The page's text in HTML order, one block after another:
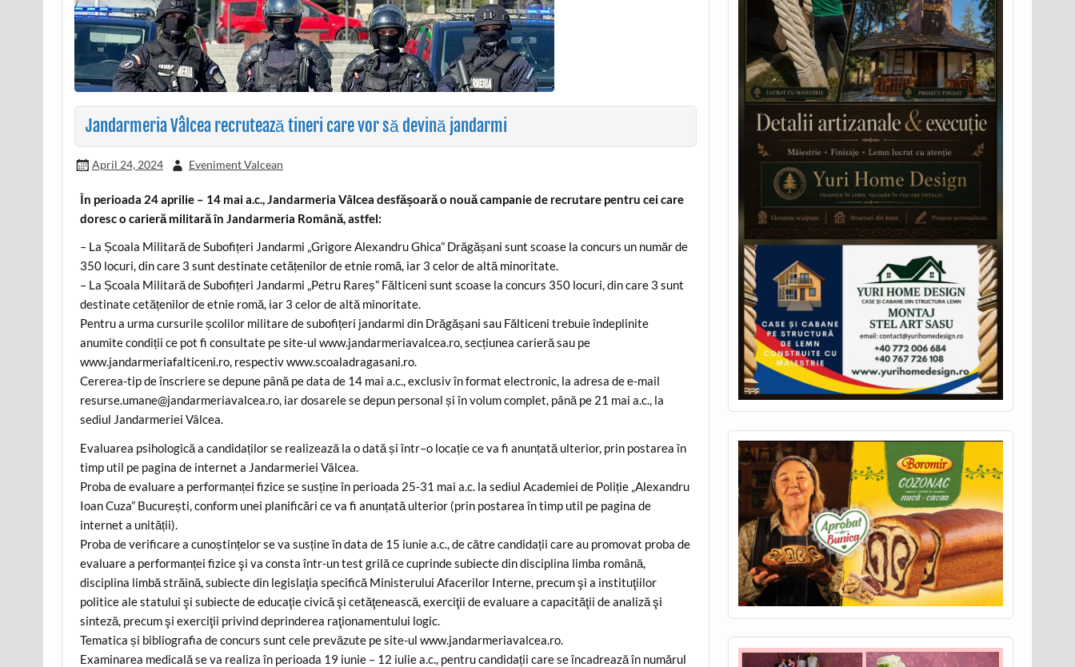
Jandarmeria Vâlcea recrutează tineri care vor să devină jandarmi
April 24, 2024 Eveniment Valcean
În perioada 24 aprilie – 14 mai a.c., Jandarmeria Vâlcea desfășoară o nouă campanie de recrutare pentru cei care
doresc o carieră militară în Jandarmeria Română, astfel:
– La Școala Militară de Subofițeri Jandarmi „Grigore Alexandru Ghica” Drăgășani sunt scoase la concurs un număr de
350 locuri, din care 3 sunt destinate cetățenilor de etnie romă, iar 3 celor de altă minoritate.
– La Școala Militară de Subofițeri Jandarmi „Petru Rareș” Fălticeni sunt scoase la concurs 350 locuri, din care 3 sunt
destinate cetățenilor de etnie romă, iar 3 celor de altă minoritate.
Pentru a urma cursurile școlilor militare de subofițeri jandarmi din Drăgășani sau Fălticeni trebuie îndeplinite
anumite condiții ce pot fi consultate pe site-ul www.jandarmeriavalcea.ro, secțiunea carieră sau pe
www.jandarmeriafalticeni.ro, respectiv www.scoaladragasani.ro.
Cererea-tip de înscriere se depune până pe data de 14 mai a.c., exclusiv în format electronic, la adresa de e-mail
resurse.umane@jandarmeriavalcea.ro, iar dosarele se depun personal și în volum complet, până pe 21 mai a.c., la
sediul Jandarmeriei Vâlcea.
Evaluarea psihologică a candidaților se realizează la o dată și într–o locație ce va fi anunțată ulterior, prin postarea în
timp util pe pagina de internet a Jandarmeriei Vâlcea.
Proba de evaluare a performanței fizice se susține în perioada 25-31 mai a.c. la sediul Academiei de Poliție „Alexandru
Ioan Cuza” București, conform unei planificări ce va fi anunțată ulterior (prin postarea în timp util pe pagina de
internet a unității).
Proba de verificare a cunoștințelor se va susține în data de 15 iunie a.c., de către candidații care au promovat proba de
evaluare a performanței fizice şi va consta într-un test grilă ce cuprinde subiecte din disciplina limba română,
disciplina limbă străină, subiecte din legislaţia specifică Ministerului Afacerilor Interne, precum şi a instituţiilor
politice ale statului şi subiecte de educaţie civică şi cetăţenească, exerciţii de evaluare a capacităţii de analiză şi
sinteză, precum şi exerciţii privind deprinderea raţionamentului logic.
Tematica și bibliografia de concurs sunt cele prevăzute pe site-ul www.jandarmeriavalcea.ro.
Examinarea medicală se va realiza în perioada 19 iunie – 12 iulie a.c., pentru candidații care se încadrează în numărul